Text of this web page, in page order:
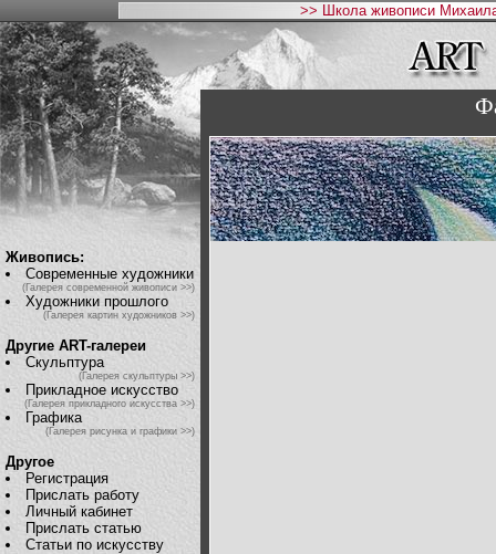
>> Школа живописи
Живопись:
Современные художники
(Галерея современной живописи >>)
Художники прошлого
(Галерея картин художников >>)
Другие ART-галереи
Скульптура
(Галерея скульптуры >>)
Прикладное искусство
(Галерея прикладного искусства >>)
Графика
(Галерея рисунка и графики >>)
Другое
Регистрация
Прислать работу
Личный кабинет
Прислать статью
Статьи по искусству